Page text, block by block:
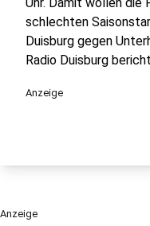
schlechten
Duisburg gegen
Radio Duisburg
Anzeige
Anzeige